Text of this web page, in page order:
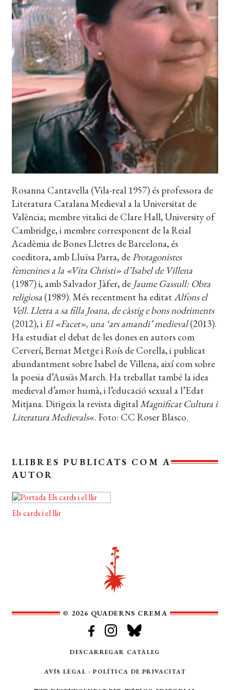
EL MEU COMPTE
CERCAR
WISHLIST
Rosanna Cantavella (Vila-real 1957) és professora de
Literatura Catalana Medieval a la Universitat de
València; membre vitalici de Clare Hall, University of
Cambridge, i membre corresponent de la Reial
Acadèmia de Bones Lletres de Barcelona, és
coeditora, amb Lluïsa Parra, deProtagonistes
femenines a la «Vita Christi» d’Isabel de Villena
(1987) i, amb Salvador Jàfer, deJaume Gassull: Obra
religiosa(1989). Més recentment ha editatAlfons el
Vell. Lletra a sa filla Joana, de càstig e bons nodriments
(2012), i El «Facet», una ‘ars amandi’ medieval(2013).
Ha estudiat el debat de les dones en autors com
Cerverí, Bernat Metge i Roís de Corella, i publicat
abundantment sobre Isabel de Villena, així com sobre
la poesia d’Ausiàs March. Ha treballat també la idea
medieval d’amor humà, i l’educació sexual a l’Edat
Mitjana. Dirigeix la revista digitalMagnificat Cultura i
Literatura Medievals«. Foto: CC Roser Blasco.
LLIBRES PUBLICATS COM A
AUTOR
Els cards i el llir
© 2026 QUADERNS CREMA
DESCARREGAR CATÀLEG
AVÍS LEGAL ·POLÍTICA DE PRIVACITAT